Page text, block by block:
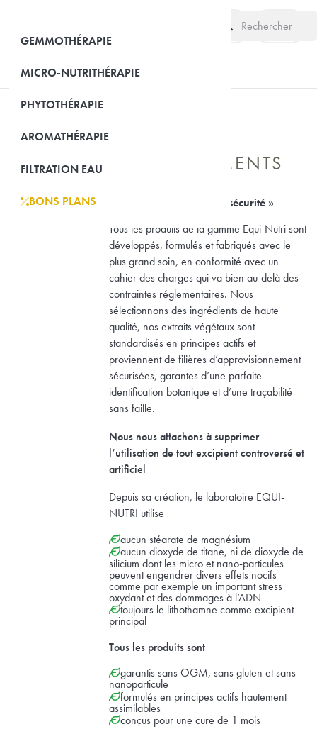
search
(0)
GEMMOTHÉRAPIE
MICRO-NUTRITHÉRAPIE
PHYTOTHÉRAPIE
AROMATHÉRAPIE
FILTRATION EAU
BONS PLANS
EQUI-NUTRI
ENGAGEMENTS
Engagement « qualité et sécurité »
Tous les produits de la gamme Equi-Nutri sont
développés, formulés et fabriqués avec le
plus grand soin, en conformité avec un
cahier des charges qui va bien au-delà des
contraintes réglementaires. Nous
sélectionnons des ingrédients de haute
qualité, nos extraits végétaux sont
standardisés en principes actifs et
proviennent de filières d’approvisionnement
sécurisées, garantes d’une parfaite
identification botanique et d’une traçabilité
sans faille.
Nous nous attachons à supprimer
l’utilisation de tout excipient controversé et
artificiel
Depuis sa création, le laboratoire EQUI-
NUTRI utilise
aucun stéarate de magnésium
aucun dioxyde de titane, ni de dioxyde de
silicium dont les micro et nano-particules
peuvent engendrer divers effets nocifs
comme par exemple un important stress
oxydant et des dommages à l’ADN
toujours le lithothamne comme excipient
principal
Tous les produits sont
garantis sans OGM, sans gluten et sans
nanoparticule
formulés en principes actifs hautement
assimilables
conçus pour une cure de 1 mois